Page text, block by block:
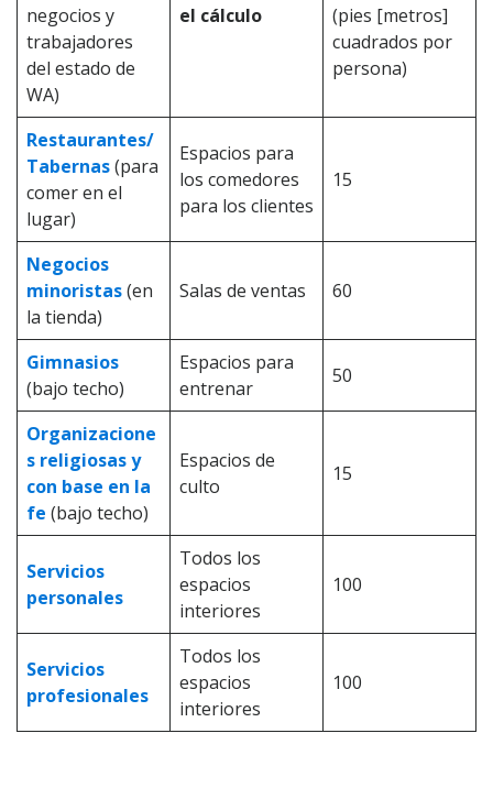
negocios y
trabajadores
del estado de
WA)
el cálculo
(pies [metros]
cuadrados por
persona)
Restaurantes/
Tabernas(para
comer en el
lugar)
Espacios para
los comedores
para los clientes
15
Negocios
minoristas(en
la tienda)
Salas de ventas 60
Gimnasios
(bajo techo)
Espacios para
entrenar
50
Organizacione
s religiosas y
con base en la
fe (bajo techo)
Espacios de
culto
15
Servicios
personales
Todos los
espacios
interiores
100
Servicios
profesionales
Todos los
espacios
interiores
100